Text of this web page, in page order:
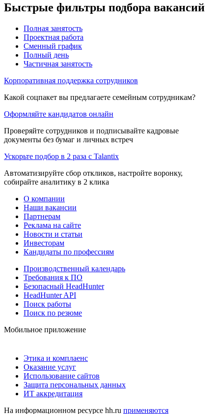
Быстрые фильтры подбора вакансий
Полная занятость
Проектная работа
Сменный график
Полный день
Частичная занятость
Корпоративная поддержка сотрудников
Какой соцпакет вы предлагаете семейным сотрудникам?
Оформляйте кандидатов онлайн
Проверяйте сотрудников и подписывайте кадровые
документы без бумаг и личных встреч
Ускорьте подбор в 2 раза с Talantix
Автоматизируйте сбор откликов, настройте воронку,
собирайте аналитику в 2 клика
О компании
Наши вакансии
Партнерам
Реклама на сайте
Новости и статьи
Инвесторам
Кандидаты по профессиям
Производственный календарь
Требования к ПО
Безопасный HeadHunter
HeadHunter API
Поиск работы
Поиск по резюме
Мобильное приложение
Этика и комплаенс
Оказание услуг
Использование сайтов
Защита персональных данных
ИТ аккредитация
На информационном ресурсе hh.ru применяются